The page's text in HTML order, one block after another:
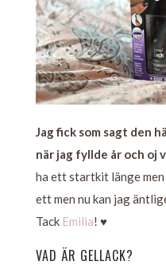
Jag fick som sagt den
när jag fyllde år och oj
ha ett startkit länge
ett men nu kan jag
Tack Emilia! ♥
VAD ÄR GELLACK?